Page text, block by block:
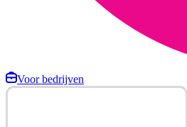
Voor bedrijven